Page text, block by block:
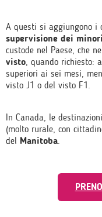
A questi si aggiungono i
supervisione dei minori
custode nel Paese, che
visto , quando richiesto:
superiori ai sei mesi,
visto J1 o del visto F1.
In Canada, le
(molto rurale, con
del Manitoba.